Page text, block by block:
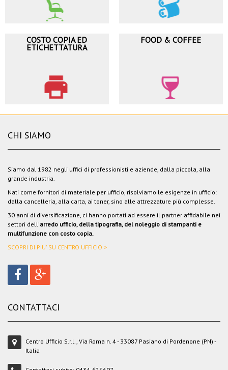
COSTO COPIA ED
ETICHETTATURA
FOOD & COFFEE
CHI SIAMO
Siamo dal 1982 negli uffici di professionisti e aziende, dalla piccola, alla
grande industria.
Nati come fornitori di materiale per ufficio, risolviamo le esigenze in ufficio:
dalla cancelleria, alla carta, ai toner, sino alle attrezzature più complesse.
30 anni di diversificazione, ci hanno portati ad essere il partner affidabile nei
settori dell'arredo ufficio, della tipografia, del noleggio di stampanti e
multifunzione con costo copia.
SCOPRI DI PIU' SU CENTRO UFFICIO >
CONTATTACI
Centro Ufficio S.r.l., Via Roma n. 4 - 33087 Pasiano di Pordenone (PN) -
Italia